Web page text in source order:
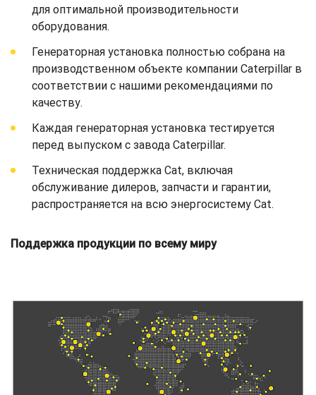
для оптимальной производительности
оборудования.
Генераторная установка полностью собрана на
производственном объекте компании Caterpillar в
соответствии с нашими рекомендациями по
качеству.
Каждая генераторная установка тестируется
перед выпуском с завода Caterpillar.
Техническая поддержка Cat, включая
обслуживание дилеров, запчасти и гарантии,
распространяется на всю энергосистему Cat.
Поддержка продукции по всему миру